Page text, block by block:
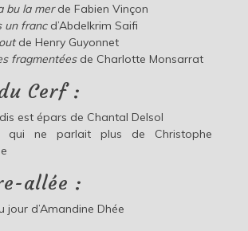
bu la merde Fabien Vinçon
un franc d’Abdelkrim Saifi
de Henry Guyonnet
fragmentéesde Charlotte Monsarrat
Cerf :
est épars de Chantal Delsol
qui ne parlait plus de Christophe
allée :
jour d’Amandine Dhée